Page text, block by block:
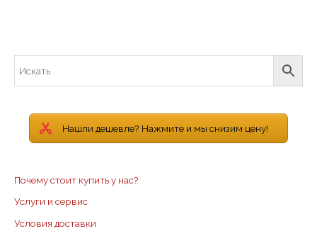
Нашли дешевле? Нажмите и мы снизим цену!
Почему стоит купить у нас?
Услуги и сервис
Условия доставки